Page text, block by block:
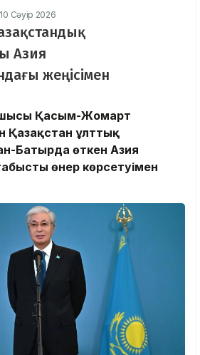
Сәуір 2026
Азия
жеңісімен
Қасым-Жомарт
Қазақстан ұлттық
Батырда өткен Азия
табысты өнер көрсетуімен